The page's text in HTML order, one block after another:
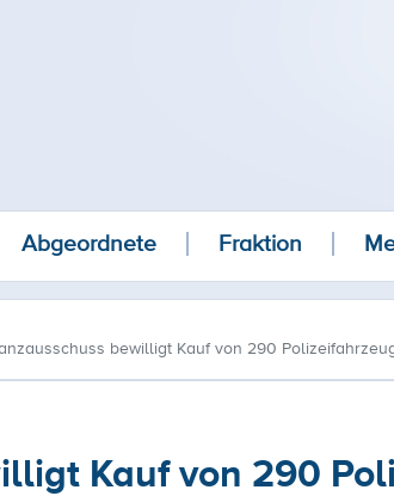
Abgeordnete Fraktion
bewilligt Kauf von 290
Kauf von 290